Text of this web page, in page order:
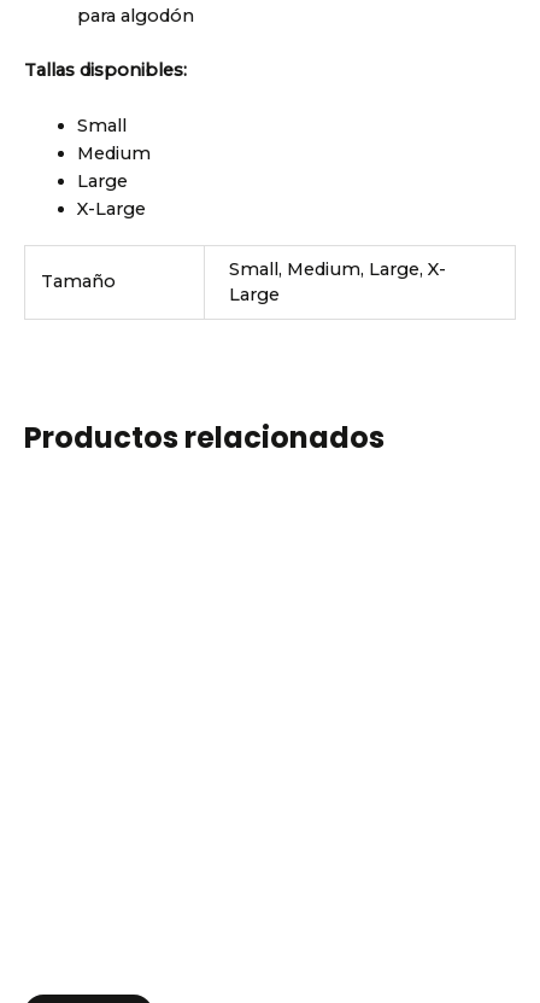
para algodón
Tallas disponibles:
Small
Medium
Large
X-Large
Tamaño
Small, Medium, Large, X-
Large
Productos relacionados